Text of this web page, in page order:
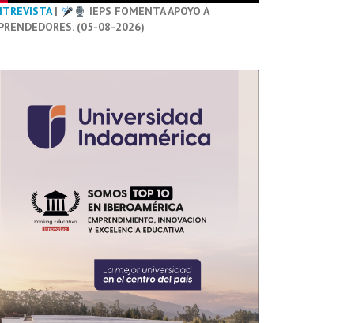
|
IEPS FOMENTA APOYO A
(05-08-2026)